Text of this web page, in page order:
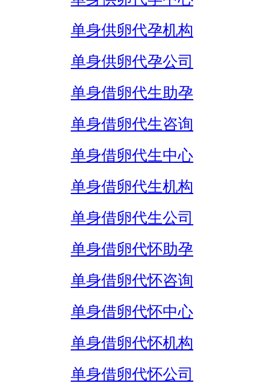
单身供卵代孕机构
单身供卵代孕公司
单身借卵代生助孕
单身借卵代生咨询
单身借卵代生中心
单身借卵代生机构
单身借卵代生公司
单身借卵代怀助孕
单身借卵代怀咨询
单身借卵代怀中心
单身借卵代怀机构
单身借卵代怀公司